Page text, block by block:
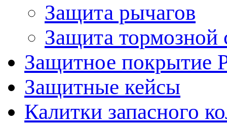
Защита рычагов
Защита тормозной
Защитное покрытие
Защитные кейсы
Калитки запасного